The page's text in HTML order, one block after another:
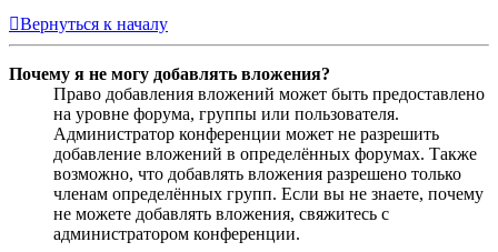
Вернуться к началу
Почему я не могу добавлять вложения?
Право добавления вложений может быть предоставлено
на уровне форума, группы или пользователя.
Администратор конференции может не разрешить
добавление вложений в определённых форумах. Также
возможно, что добавлять вложения разрешено только
членам определённых групп. Если вы не знаете, почему
не можете добавлять вложения, свяжитесь с
администратором конференции.